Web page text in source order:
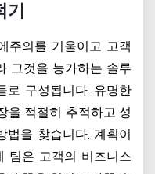
주의를 기울이고 고객
그것을 능가하는 솔루
로 구성됩니다. 유명한
을 적절히 추적하고 성
법을 찾습니다. 계획이
팀은 고객의 비즈니스